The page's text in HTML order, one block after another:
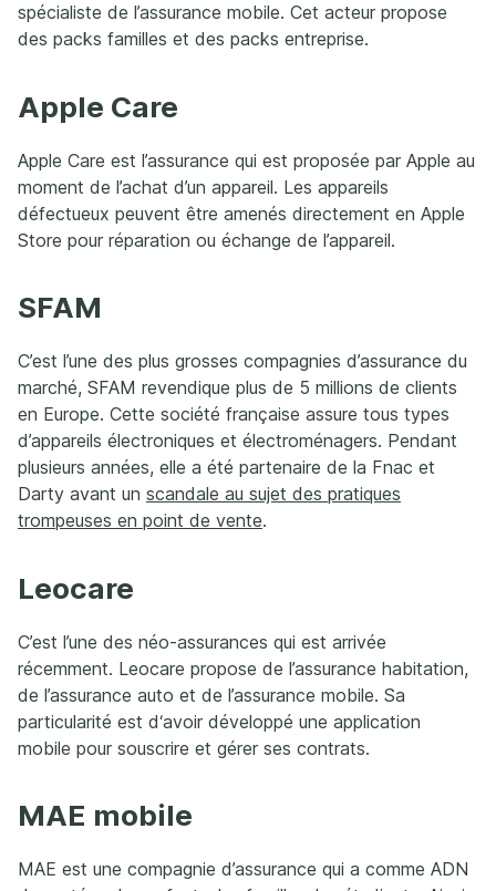
spécialiste de l’assurance mobile. Cet acteur propose
des packs familles et des packs entreprise.
Apple Care
Apple Care est l’assurance qui est proposée par Apple au
moment de l’achat d’un appareil. Les appareils
défectueux peuvent être amenés directement en Apple
Store pour réparation ou échange de l’appareil.
SFAM
C’est l’une des plus grosses compagnies d’assurance du
marché, SFAM revendique plus de 5 millions de clients
en Europe. Cette société française assure tous types
d’appareils électroniques et électroménagers. Pendant
plusieurs années, elle a été partenaire de la Fnac et
Darty avant un scandale au sujet des pratiques
trompeuses en point de vente.
Leocare
C’est l’une des néo-assurances qui est arrivée
récemment. Leocare propose de l’assurance habitation,
de l’assurance auto et de l’assurance mobile. Sa
particularité est d‘avoir développé une application
mobile pour souscrire et gérer ses contrats.
MAE mobile
MAE est une compagnie d’assurance qui a comme ADN